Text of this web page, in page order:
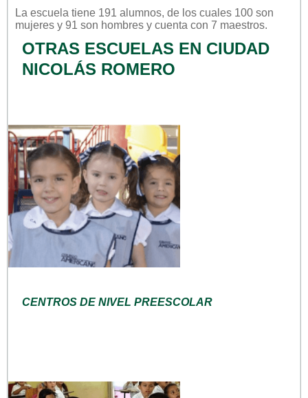
La escuela tiene 191 alumnos, de los cuales 100 son
mujeres y 91 son hombres y cuenta con 7 maestros.
OTRAS ESCUELAS EN CIUDAD
NICOLÁS ROMERO
CENTROS DE NIVEL PREESCOLAR